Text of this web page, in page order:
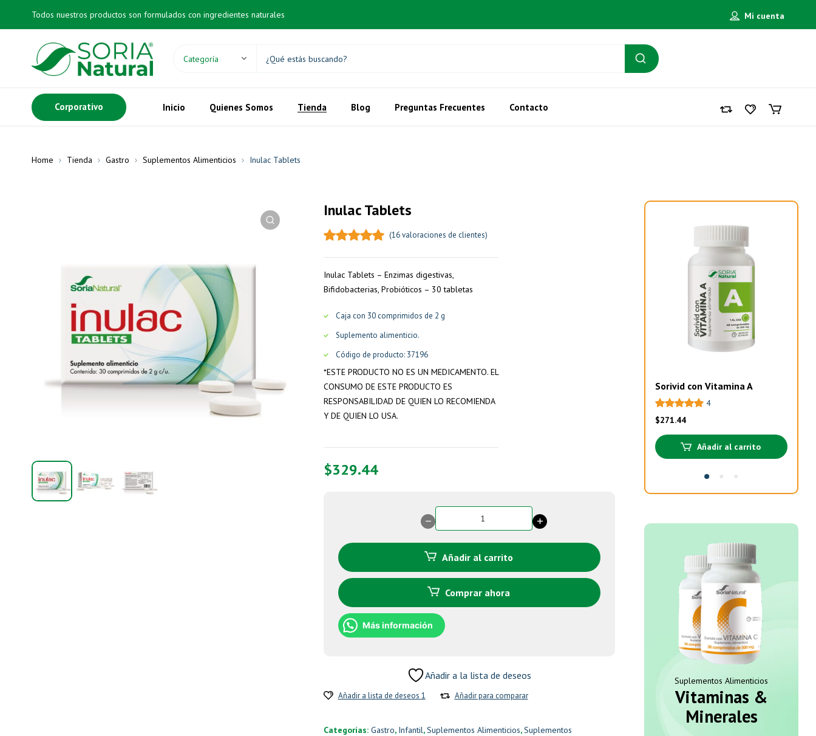
Todos nuestros productos son formulados con ingredientes naturales Mi cuenta
Corporativo Inicio Quienes Somos Tienda Blog Preguntas Frecuentes Contacto
Home Tienda Gastro Suplementos Alimenticios Inulac Tablets
Inulac Tablets
(16valoraciones de clientes)
Inulac Tablets – Enzimas digestivas,
Bifidobacterias, Probióticos – 30 tabletas
Caja con 30 comprimidos de 2 g
Suplemento alimenticio.
Código de producto: 37196
*ESTE PRODUCTO NO ES UN MEDICAMENTO. EL
CONSUMO DE ESTE PRODUCTO ES
RESPONSABILIDAD DE QUIEN LO RECOMIENDA
Y DE QUIEN LO USA.
$329.44
Inulac
Tablets
Añadir al carrito
Comprar ahora
Más información
Añadir a la lista de deseos
Añadir a lista de deseos 1 Añadir para comparar
Categorías: Gastro, Infantil,Suplementos Alimenticios,Suplementos
Sorivid con Vitamina A
4
$271.44
Añadir al carrito
Suplementos Alimenticios
Vitaminas &
Minerales